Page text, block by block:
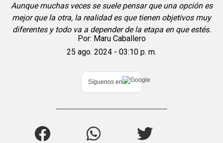
Aunque muchas veces se suele pensar que una opción es
mejor que la otra, la realidad es que tienen objetivos muy
diferentes y todo va a depender de la etapa en que estés.
Por: Maru Caballero
25 ago. 2024 - 03:10 p. m.
Síguenos en